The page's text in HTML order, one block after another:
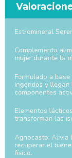
Estromineral
Complemento
mujer durante la
Formulado a
ingeridos y
componentes
Elementos
transforman las
Agnocasto; Alivia
recuperar el
físico.